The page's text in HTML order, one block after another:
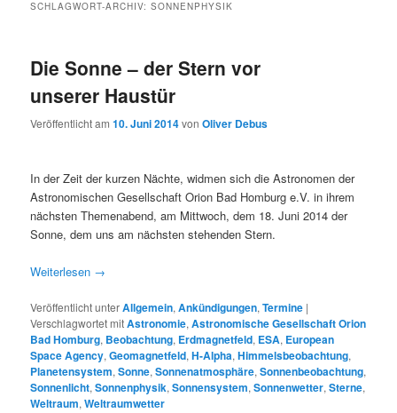
SCHLAGWORT-ARCHIV:SONNENPHYSIK
Die Sonne – der Stern vor
unserer Haustür
Veröffentlicht am10. Juni 2014vonOliver Debus
In der Zeit der kurzen Nächte, widmen sich die Astronomen der
Astronomischen Gesellschaft Orion Bad Homburg e.V. in ihrem
nächsten Themenabend, am Mittwoch, dem 18. Juni 2014 der
Sonne, dem uns am nächsten stehenden Stern.
Weiterlesen →
Veröffentlicht unterAllgemein,Ankündigungen,Termine |
Verschlagwortet mitAstronomie,Astronomische Gesellschaft Orion
Bad Homburg, Beobachtung, Erdmagnetfeld, ESA, European
Space Agency,Geomagnetfeld,H-Alpha,Himmelsbeobachtung,
Planetensystem,Sonne,Sonnenatmosphäre,Sonnenbeobachtung,
Sonnenlicht,Sonnenphysik,Sonnensystem,Sonnenwetter,Sterne,
Weltraum,Weltraumwetter